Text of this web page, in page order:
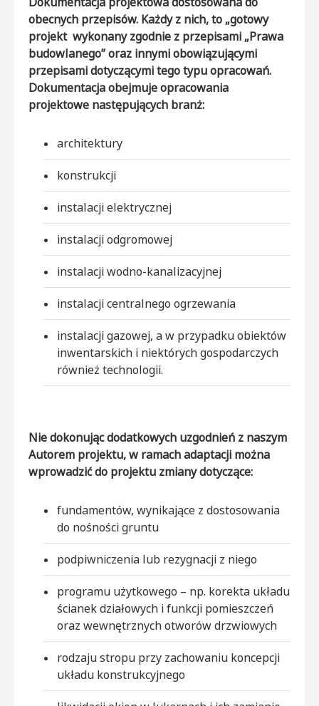
obecnych przepisów. Każdy z nich, to „gotowy
projekt wykonany zgodnie z przepisami „Prawa
budowlanego” oraz innymi obowiązującymi
przepisami dotyczącymi tego typu opracowań.
Dokumentacja obejmuje opracowania
projektowe następujących branż:
architektury
konstrukcji
instalacji elektrycznej
instalacji odgromowej
instalacji wodno-kanalizacyjnej
instalacji centralnego ogrzewania
instalacji gazowej, a w przypadku obiektów
inwentarskich i niektórych gospodarczych
również technologii.
Nie dokonując dodatkowych uzgodnień z naszym
Autorem projektu, w ramach adaptacji można
wprowadzić do projektu zmiany dotyczące:
fundamentów, wynikające z dostosowania
do nośności gruntu
podpiwniczenia lub rezygnacji z niego
programu użytkowego – np. korekta układu
ścianek działowych i funkcji pomieszczeń
oraz wewnętrznych otworów drzwiowych
rodzaju stropu przy zachowaniu koncepcji
układu konstrukcyjnego